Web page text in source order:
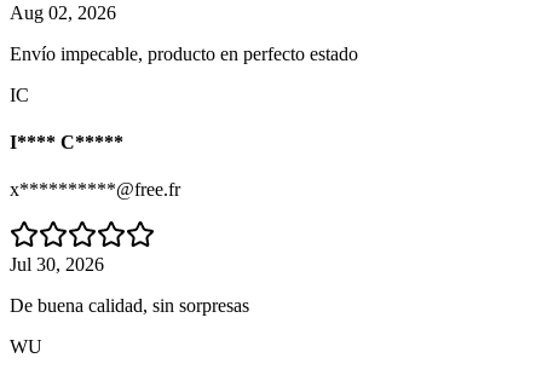
Aug 02, 2026
Envío impecable, producto en perfecto estado
IC
I**** C*****
x**********@free.fr
Jul 30, 2026
De buena calidad, sin sorpresas
WU